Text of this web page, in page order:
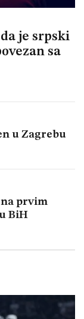
je srpski
sa
u Zagrebu
prvim
BiH